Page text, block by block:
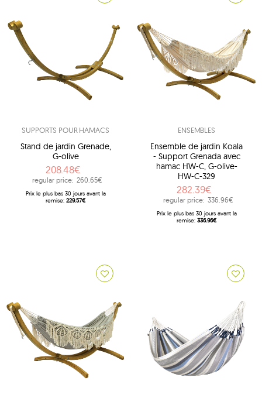
SUPPORTS POUR HAMACS
Stand de jardin Grenade,
G-olive
208.48€
regular price: 260.65€
Prix ​​le plus bas 30 jours avant la
remise: 229.57€
ENSEMBLES
Ensemble de jardin Koala
- Support Grenada avec
hamac HW-C, G-olive-
HW-C-329
282.39€
regular price: 336.96€
Prix ​​le plus bas 30 jours avant la
remise: 336.96€